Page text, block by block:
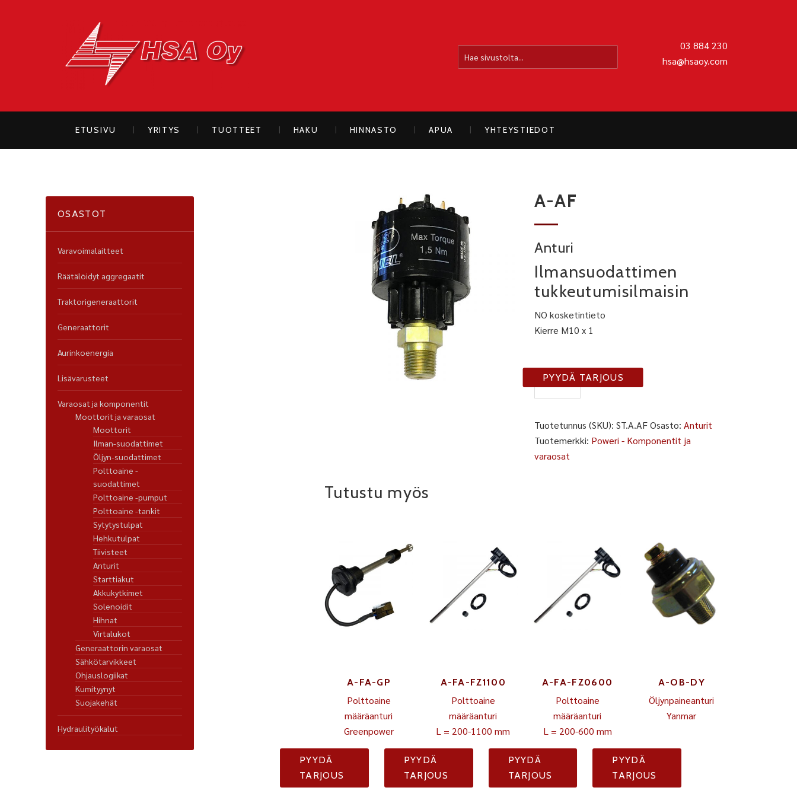
03 884 230
hsa@hsaoy.com
ETUSIVU YRITYS TUOTTEET HAKU HINNASTO APUA YHTEYSTIEDOT
A-AF
Anturi
Ilmansuodattimen
tukkeutumisilmaisin
NO kosketintieto
Kierre M10 x 1
AF
PYYDÄ TARJOUS
Tuotetunnus (SKU): ST.A.AF Osasto: Anturit
Tuotemerkki: Poweri - Komponentit ja
varaosat
Tutustu myös
A-FA-GP
Polttoaine
määräanturi
Greenpower
PYYDÄ
TARJOUS
A-FA-FZ1100
Polttoaine
määräanturi
L = 200-1100 mm
PYYDÄ
TARJOUS
A-FA-FZ0600
Polttoaine
määräanturi
L = 200-600 mm
PYYDÄ
TARJOUS
A-OB-DY
Öljynpaineanturi
Yanmar
PYYDÄ
TARJOUS
OSASTOT
Varavoimalaitteet
Räätälöidyt aggregaatit
Traktorigeneraattorit
Generaattorit
Aurinkoenergia
Lisävarusteet
Varaosat ja komponentit
Moottorit ja varaosat
Moottorit
Ilman-suodattimet
Öljyn-suodattimet
Polttoaine -
suodattimet
Polttoaine -pumput
Polttoaine -tankit
Sytytystulpat
Hehkutulpat
Tiivisteet
Anturit
Starttiakut
Akkukytkimet
Solenoidit
Hihnat
Virtalukot
Generaattorin varaosat
Sähkötarvikkeet
Ohjauslogiikat
Kumityynyt
Suojakehät
Hydraulityökalut